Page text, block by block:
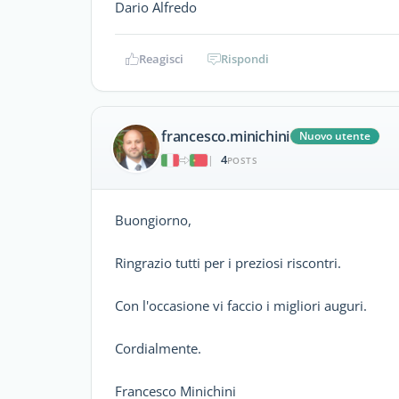
Dario Alfredo
Reagisci Rispondi
francesco.minichini
Nuovo utente
|
4POSTS
Buongiorno,
Ringrazio tutti per i preziosi riscontri.
Con l'occasione vi faccio i migliori auguri.
Cordialmente.
Francesco Minichini